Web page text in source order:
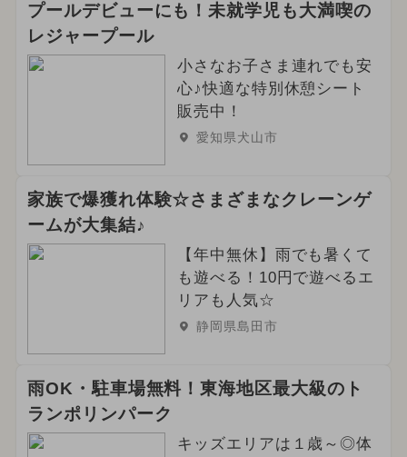
プールデビューにも！未就学児も大満喫の
レジャープール
小さなお子さま連れでも安
心♪快適な特別休憩シート
販売中！
愛知県犬山市
家族で爆獲れ体験☆さまざまなクレーンゲ
ームが大集結♪
【年中無休】雨でも暑くて
も遊べる！10円で遊べるエ
リアも人気☆
静岡県島田市
雨OK・駐車場無料！東海地区最大級のト
ランポリンパーク
キッズエリアは１歳～◎体